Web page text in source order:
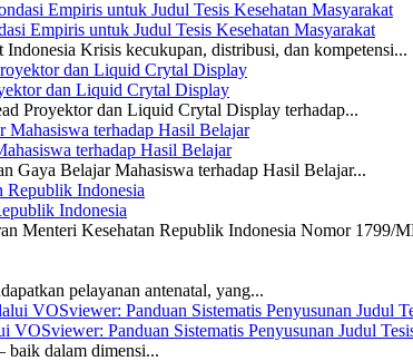
Empiris untuk Judul Tesis Kesehatan Masyarakat
Krisis kecukupan, distribusi, dan kompetensi...
dan Liquid Crytal Display
Proyektor dan Liquid Crytal Display terhadap...
terhadap Hasil Belajar
Gaya Belajar Mahasiswa terhadap Hasil Belajar...
Indonesia
Menteri Kesehatan Republik Indonesia Nomor 1799/
pelayanan antenatal, yang...
Panduan Sistematis Penyusunan Judul
baik dalam dimensi...